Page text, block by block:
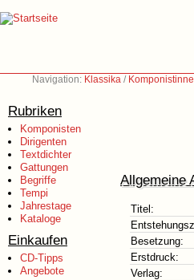
Navigation: Klassika /
Rubriken
Komponisten
Dirigenten
Textdichter
Gattungen
Begriffe
Tempi
Jahrestage
Kataloge
Einkaufen
CD-Tipps
Angebote
Allgemeine
Titel:
Besetzung:
Erstdruck:
Verlag: